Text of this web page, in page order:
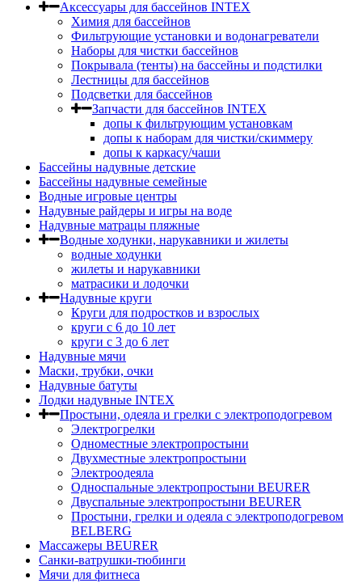
Аксессуары для бассейнов INTEX
Химия для бассейнов
Фильтрующие установки и водонагреватели
Наборы для чистки бассейнов
Покрывала (тенты) на бассейны и подстилки
Лестницы для бассейнов
Подсветки для бассейнов
Запчасти для бассейнов INTEX
допы к фильтрующим установкам
допы к наборам для чистки/скиммеру
допы к каркасу/чаши
Бассейны надувные детские
Бассейны надувные семейные
Водные игровые центры
Надувные райдеры и игры на воде
Надувные матрацы пляжные
Водные ходунки, нарукавники и жилеты
водные ходунки
жилеты и нарукавники
матрасики и лодочки
Надувные круги
Круги для подростков и взрослых
круги с 6 до 10 лет
круги c 3 до 6 лет
Надувные мячи
Маски, трубки, очки
Надувные батуты
Лодки надувные INTEX
Простыни, одеяла и грелки с электроподогревом
Электрогрелки
Одноместные электропростыни
Двухместные электропростыни
Электроодеяла
Односпальные электропростыни BEURER
Двуспальные электропростыни BEURER
Простыни, грелки и одеяла с электроподогревом
BELBERG
Массажеры BEURER
Санки-ватрушки-тюбинги
Мячи для фитнеса